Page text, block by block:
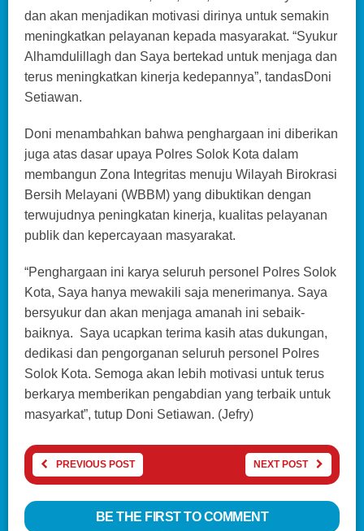
dan akan menjadikan motivasi dirinya untuk semakin
meningkatkan pelayanan kepada masyarakat. “Syukur
Alhamdulillagh dan Saya bertekad untuk menjaga dan
terus meningkatkan kinerja kedepannya”, tandasDoni
Setiawan.
Doni menambahkan bahwa penghargaan ini diberikan
juga atas dasar upaya Polres Solok Kota dalam
membangun Zona Integritas menuju Wilayah Birokrasi
Bersih Melayani (WBBM) yang dibuktikan dengan
terwujudnya peningkatan kinerja, kualitas pelayanan
publik dan kepercayaan masyarakat.
“Penghargaan ini karya seluruh personel Polres Solok
Kota, Saya hanya mewakili saja menerimanya. Saya
bersyukur dan akan menjaga amanah ini sebaik-
baiknya. Saya ucapkan terima kasih atas dukungan,
dedikasi dan pengorganan seluruh personel Polres
Solok Kota. Semoga akan lebih motivasi untuk terus
berkarya memberikan pengabdian yang terbaik untuk
masyarkat”, tutup Doni Setiawan. (Jefry)
PREVIOUS POST NEXT POST
BE THE FIRST TO COMMENT